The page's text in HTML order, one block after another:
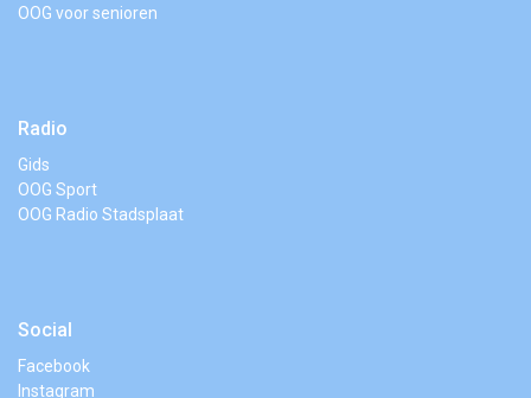
OOG voor senioren
Radio
Gids
OOG Sport
OOG Radio Stadsplaat
Social
Facebook
Instagram